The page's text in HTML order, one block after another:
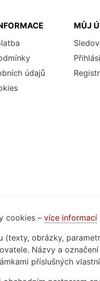
údajů
MŮJ
cookies – více informací
obrázky,
Názvy a
příslušných